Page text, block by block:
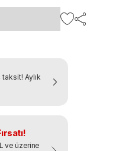
taksit! Aylık
ve üzerine